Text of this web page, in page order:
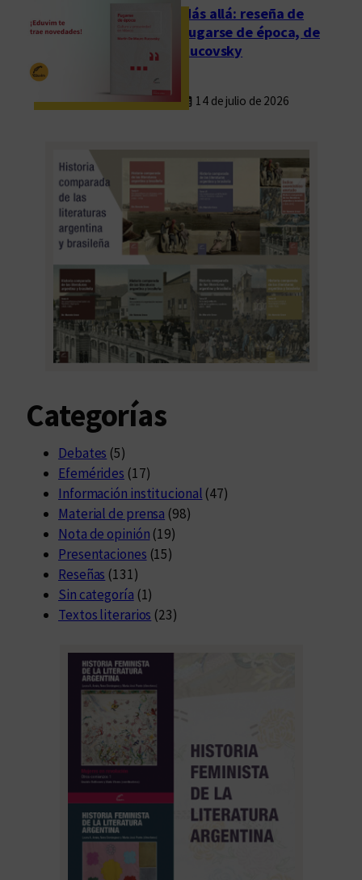
Más allá: reseña de
Fugarse de época, de
Rucovsky
14 de julio de 2026
Categorías
Debates (5)
Efemérides (17)
Información institucional (47)
Material de prensa (98)
Nota de opinión (19)
Presentaciones (15)
Reseñas (131)
Sin categoría (1)
Textos literarios (23)